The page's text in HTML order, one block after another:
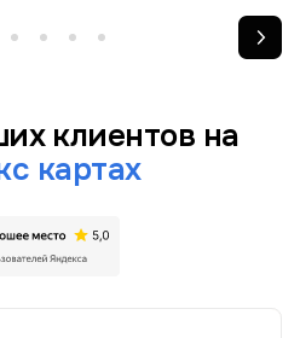
клиентов на
картах